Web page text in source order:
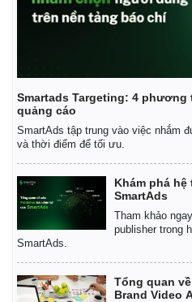
Pháp luật
Vụ án
Smartads Targeting: 4
quảng cáo
SmartAds tập trung vào việc nhắm
và thời điểm để tối ưu.
Khám phá
SmartAds
Tham khảo
publisher trong
SmartAds.
Tổng quan
Brand Video